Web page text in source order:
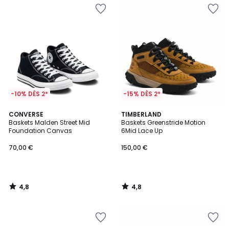
-10% DÈS 2*
CONVERSE
Baskets Malden Street Mid
Foundation Canvas
70,00 €
4,8
/ 5
4,8
/
-15% DÈS 2*
TIMBERLAND
Baskets Greenstride Motion
6Mid Lace Up
150,00 €
4,8
/ 5
4,8
/